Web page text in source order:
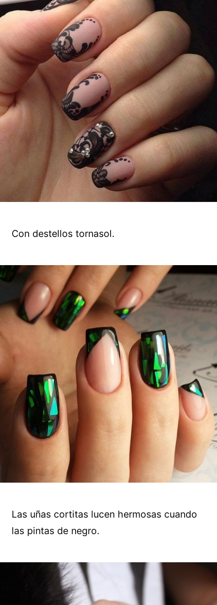
Con destellos tornasol.
Las uñas cortitas lucen hermosas cuando
las pintas de negro.